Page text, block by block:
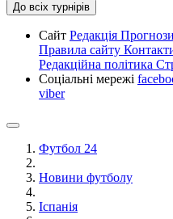
До всіх турнірів
Сайт Редакція Прогнози
Правила сайту
Редакційна політика
Соціальні мережі
viber
Футбол 24
Новини футболу
Іспанія